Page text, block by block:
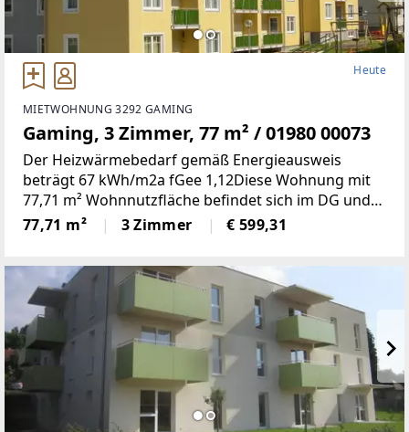
Heute
MIETWOHNUNG 3292 GAMING
Gaming, 3 Zimmer, 77 m² / 01980 00073
Der Heizwärmebedarf gemäß Energieausweis
beträgt 67 kWh/m2a fGee 1,12Diese Wohnung mit
77,71 m² Wohnnutzfläche befindet sich im DG und
weist folgende Räumlichkeiten auf: Küche,
Wohnzimmer, Schlafzimmer, Kinderzimmer, Bad, WC,
77,71 m² 3 Zimmer € 599,31